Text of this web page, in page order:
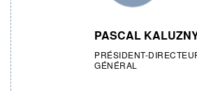
PASCAL
PRÉSIDENT-
GÉNÉRAL